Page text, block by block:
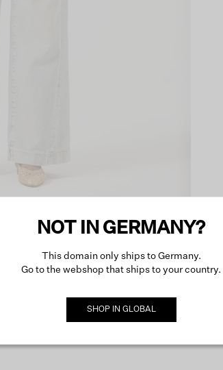
NOT IN GERMANY?
This domain only ships to Germany.
Go to the webshop that ships to your country.
SHOP IN GLOBAL